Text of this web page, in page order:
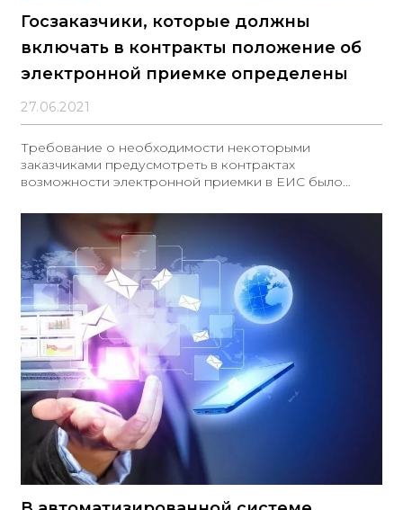
Госзаказчики, которые должны
включать в контракты положение об
электронной приемке определены
27.06.2021
Требование о необходимости некоторыми
заказчиками предусмотреть в контрактах
возможности электронной приемки в ЕИС было